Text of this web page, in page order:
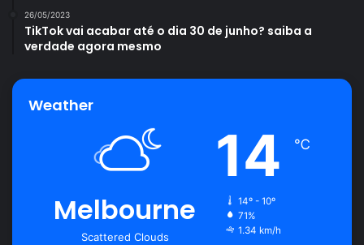
26/05/2023
TikTok vai acabar até o dia 30 de junho? saiba a
verdade agora mesmo
Weather
Melbourne
Scattered Clouds
14 ℃
14º - 10º
71%
1.34 km/h